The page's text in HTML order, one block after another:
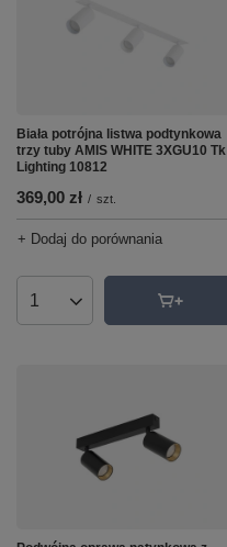
Biała potrójna listwa podtynkowa
trzy tuby AMIS WHITE 3XGU10 Tk
Lighting 10812
369,00 zł / szt.
+ Dodaj do porównania
Ilość produktów